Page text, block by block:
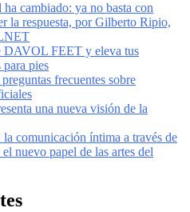
cambiado: ya no basta con
la respuesta, por Gilberto Ripio,
DAVOL FEET y eleva tus
pies
frecuentes sobre
una nueva visión de la
comunicación íntima a través de
nuevo papel de las artes del